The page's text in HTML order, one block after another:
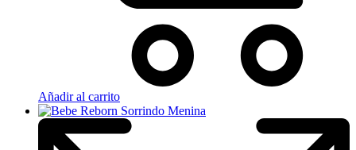
Añadir al carrito